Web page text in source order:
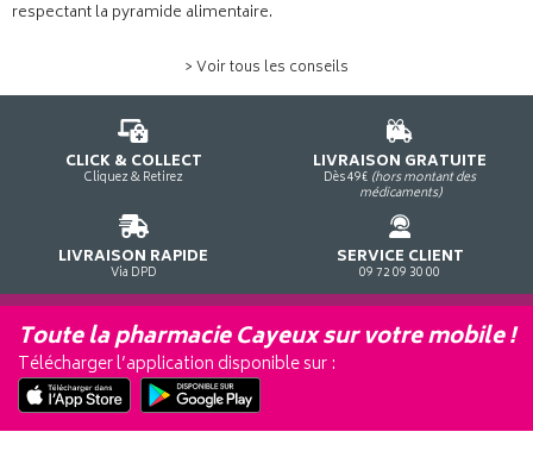
respectant la pyramide alimentaire.
> Voir tous les conseils
CLICK & COLLECT
Cliquez & Retirez
LIVRAISON GRATUITE
Dès 49€ (hors montant des
médicaments)
LIVRAISON RAPIDE
Via DPD
SERVICE CLIENT
09 72 09 30 00
Toute la pharmacie Cayeux sur votre mobile !
Télécharger l’application disponible sur :